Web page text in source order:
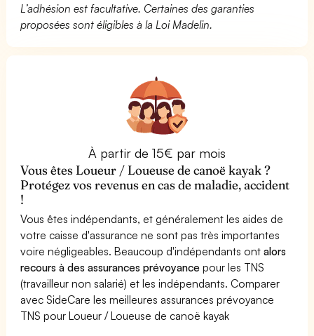
L’adhésion est facultative. Certaines des garanties
proposées sont éligibles à la Loi Madelin.
À partir de 15€ par mois
Vous êtes Loueur / Loueuse de canoë kayak ?
Protégez vos revenus en cas de maladie, accident
!
Vous êtes indépendants, et généralement les aides de
votre caisse d'assurance ne sont pas très importantes
voire négligeables. Beaucoup d'indépendants ontalors
recours à des assurances prévoyance pour les TNS
(travailleur non salarié) et les indépendants. Comparer
avec SideCare les meilleures assurances prévoyance
TNS pour Loueur / Loueuse de canoë kayak